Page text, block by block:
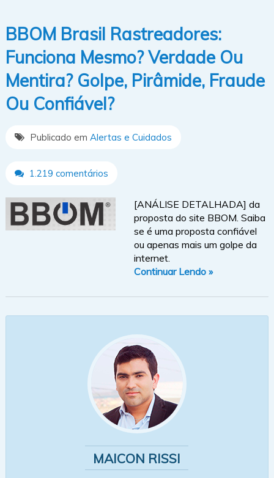
BBOM Brasil Rastreadores:
Funciona Mesmo? Verdade Ou
Mentira? Golpe, Pirâmide, Fraude
Ou Confiável?
Publicado em Alertas e Cuidados
1.219 comentários
[ANÁLISE DETALHADA] da
proposta do site BBOM. Saiba
se é uma proposta confiável
ou apenas mais um golpe da
internet.
Continuar Lendo »
MAICON RISSI